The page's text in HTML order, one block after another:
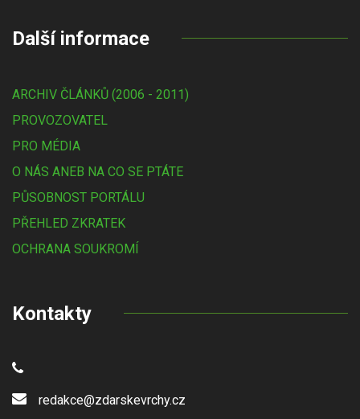
Další informace
ARCHIV ČLÁNKŮ (2006 - 2011)
PROVOZOVATEL
PRO MÉDIA
O NÁS ANEB NA CO SE PTÁTE
PŮSOBNOST PORTÁLU
PŘEHLED ZKRATEK
OCHRANA SOUKROMÍ
Kontakty
redakce@zdarskevrchy.cz